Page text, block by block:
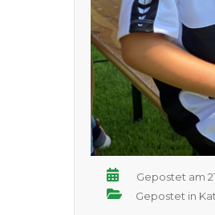
Gepostet am
Gepostet in